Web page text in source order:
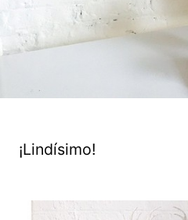
¡Lindísimo!